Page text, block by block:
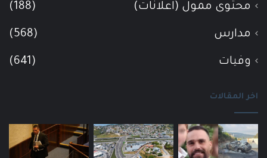
محتوى ممول (اعلانات) (188)
مدارس (568)
وفيات (641)
اخر المقالات